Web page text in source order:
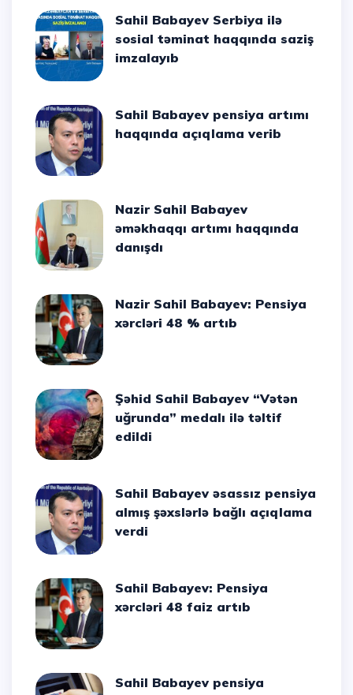
Sahil Babayev Serbiya ilə
sosial təminat haqqında saziş
imzalayıb
Sahil Babayev pensiya artımı
haqqında açıqlama verib
Nazir Sahil Babayev
əməkhaqqı artımı haqqında
danışdı
Nazir Sahil Babayev: Pensiya
xərcləri 48 % artıb
Şəhid Sahil Babayev “Vətən
uğrunda” medalı ilə təltif
edildi
Sahil Babayev əsassız pensiya
almış şəxslərlə bağlı açıqlama
verdi
Sahil Babayev: Pensiya
xərcləri 48 faiz artıb
Sahil Babayev pensiya